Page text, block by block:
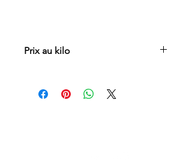
Prix au kilo